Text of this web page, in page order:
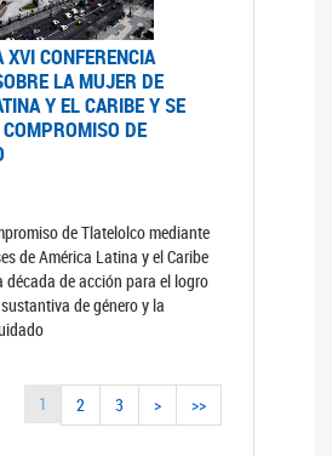
CONFERENCIA
LA MUJER DE
Y EL CARIBE Y SE
DE
de Tlatelolco mediante
de América Latina y el Caribe
década de acción para el logro
de género y la
1 2 3 > >>